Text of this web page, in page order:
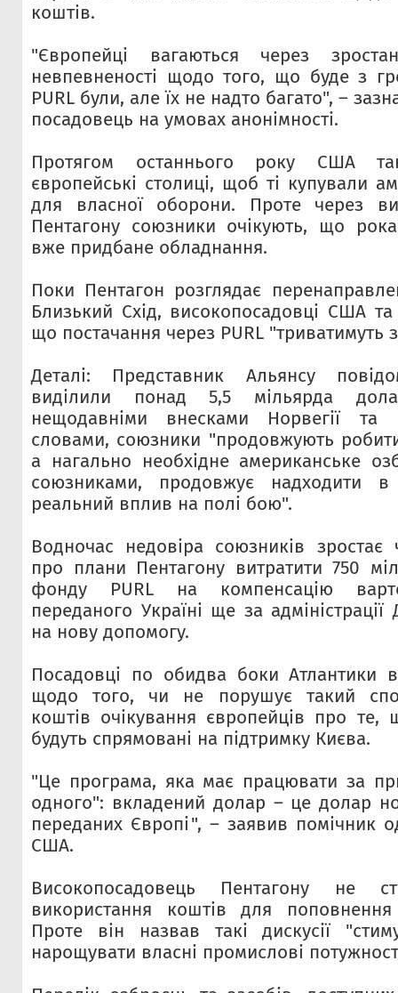
коштів.
"Європейці вагаються через
невпевненості щодо того, що буде з
PURL були, але їх не надто багато", –
посадовець на умовах анонімності.
Протягом останнього року США
європейські столиці, щоб ті купували
для власної оборони. Проте через
Пентагону союзники очікують, що
вже придбане обладнання.
Поки Пентагон розглядає
Близький Схід, високопосадовці США
що постачання через PURL "триватимуть
Деталі: Представник Альянсу
виділили понад 5,5 мільярда
нещодавніми внесками Норвегії
словами, союзники "продовжують
а нагально необхідне американське
союзниками, продовжує надходити
реальний вплив на полі бою".
Водночас недовіра союзників зростає
про плани Пентагону витратити 750
фонду PURL на компенсацію
переданого Україні ще за
на нову допомогу.
Посадовці по обидва боки Атлантики
щодо того, чи не порушує такий
коштів очікування європейців про те,
будуть спрямовані на підтримку Києва.
"Це програма, яка має працювати за
одного": вкладений долар – це долар
переданих Європі", – заявив помічник
США.
Високопосадовець Пентагону не
використання коштів для поповнення
Проте він назвав такі дискусії
нарощувати власні промислові